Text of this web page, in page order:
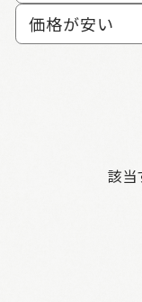
価格が安い
該当